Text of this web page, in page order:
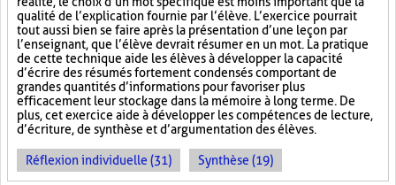
qualité de l’explication fournie par l’élève. L’exercice pourrait
tout aussi bien se faire après la présentation d’une leçon par
l’enseignant, que l’élève devrait résumer en un mot. La pratique
de cette technique aide les élèves à développer la capacité
d’écrire des résumés fortement condensés comportant de
grandes quantités d’informations pour favoriser plus
efficacement leur stockage dans la mémoire à long terme. De
plus, cet exercice aide à développer les compétences de lecture,
d’écriture, de synthèse et d’argumentation des élèves.
Réflexion individuelle (31) Synthèse (19)